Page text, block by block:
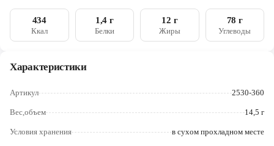
434
Ккал
1,4 г
Белки
12 г
Жиры
78 г
Углеводы
Характеристики
Артикул 2530-360
Вес,объем 14,5 г
Условия хранения в сухом прохладном месте